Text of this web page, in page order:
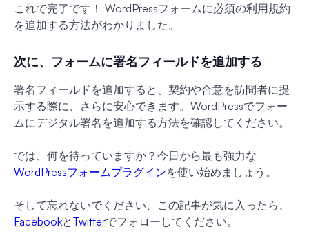
これで完了です！ WordPressフォームに必須の利用規約
を追加する方法がわかりました。
次に、フォームに署名フィールドを追加する
署名フィールドを追加すると、契約や合意を訪問者に提
示する際に、さらに安心できます。WordPressでフォー
ムにデジタル署名を追加する方法を確認してください。
では、何を待っていますか？今日から最も強力な
WordPressフォームプラグインを使い始めましょう。
そして忘れないでください、この記事が気に入ったら、
FacebookとTwitterでフォローしてください。